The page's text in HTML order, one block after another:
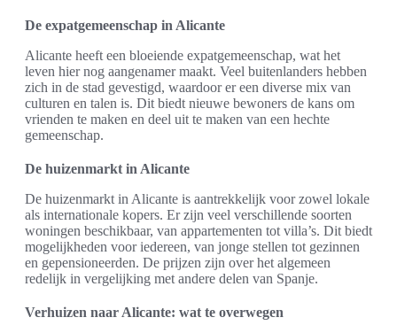
De expatgemeenschap in Alicante
Alicante heeft een bloeiende expatgemeenschap, wat het
leven hier nog aangenamer maakt. Veel buitenlanders hebben
zich in de stad gevestigd, waardoor er een diverse mix van
culturen en talen is. Dit biedt nieuwe bewoners de kans om
vrienden te maken en deel uit te maken van een hechte
gemeenschap.
De huizenmarkt in Alicante
De huizenmarkt in Alicante is aantrekkelijk voor zowel lokale
als internationale kopers. Er zijn veel verschillende soorten
woningen beschikbaar, van appartementen tot villa’s. Dit biedt
mogelijkheden voor iedereen, van jonge stellen tot gezinnen
en gepensioneerden. De prijzen zijn over het algemeen
redelijk in vergelijking met andere delen van Spanje.
Verhuizen naar Alicante: wat te overwegen